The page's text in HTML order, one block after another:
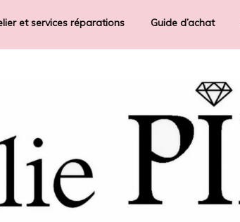
et services réparations Guide d’achat